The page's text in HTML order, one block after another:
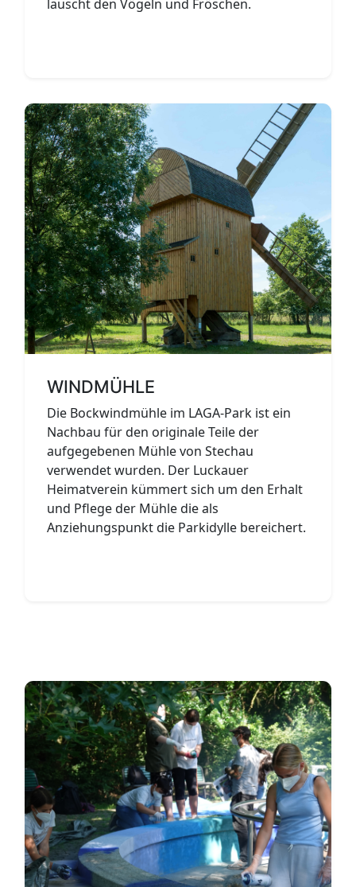
lauscht den Vögeln und Fröschen.
WINDMÜHLE
Die Bockwindmühle im LAGA-Park ist ein
Nachbau für den originale Teile der
aufgegebenen Mühle von Stechau
verwendet wurden. Der Luckauer
Heimatverein kümmert sich um den Erhalt
und Pflege der Mühle die als
Anziehungspunkt die Parkidylle bereichert.